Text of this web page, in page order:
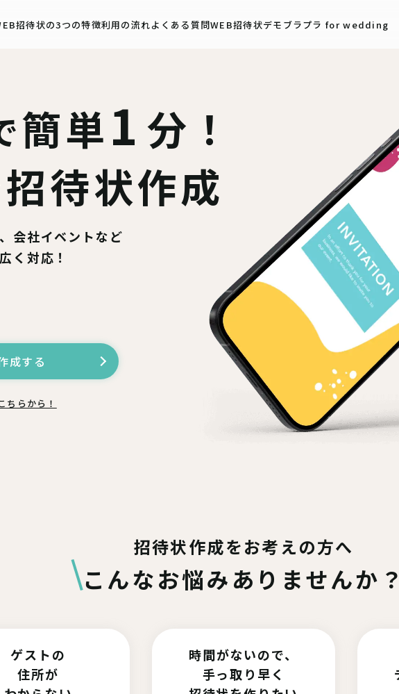
招待状の3つの特徴利用の流れよくある質問WEB招待状デモ ブラプラ for wedding
簡単1 分！
待状作成
会社イベントなど
く対応！
成する
ちらから！
招待状作成をお考えの方へ
こんなお悩みありませんか
ゲストの
住所が
時間がないので、
手っ取り早く